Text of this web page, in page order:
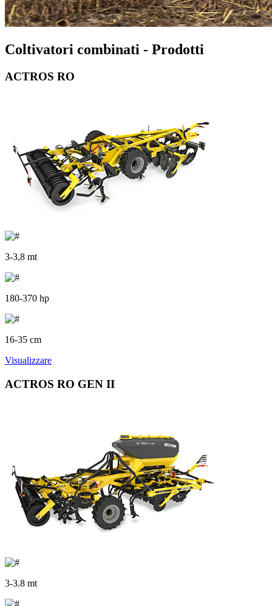
Coltivatori combinati - Prodotti
ACTROS RO
3-3,8 mt
180-370 hp
16-35 cm
Visualizzare
ACTROS RO GEN II
3-3.8 mt